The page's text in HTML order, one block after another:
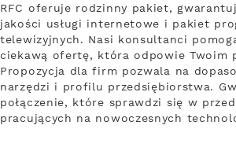
RFC oferuje rodzinny pakiet,
jakości usługi internetowe i pakiet
telewizyjnych. Nasi konsultanci
ciekawą ofertę, która odpowie Twoim
Propozycja dla firm pozwala na
narzędzi i profilu przedsiębiorstwa.
połączenie, które sprawdzi się w
pracujących na nowoczesnych